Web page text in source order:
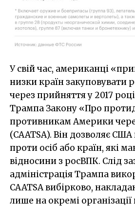
У свій час, американці
низки країн закуповувати
через прийняття у 2017
Трампа Закону «Про
противникам Америки
(CAATSA). Він дозволяє США
проти осіб або країн, які
відносини з росВПК. Слід
адміністрація Трампа
CAATSA вибірково,
лише на окремі організації